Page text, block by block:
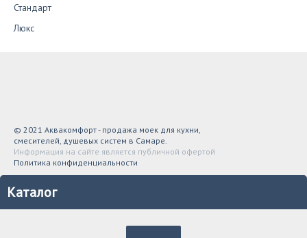
Стандарт
Люкс
© 2021 Аквакомфорт - продажа моек для кухни,
смесителей, душевых систем в Самаре.
Информация на сайте является публичной офертой
Политика конфиденциальности
Каталог